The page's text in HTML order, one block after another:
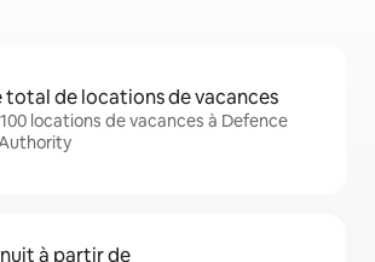
total de locations de vacances
locations de vacances à Defence
à partir de